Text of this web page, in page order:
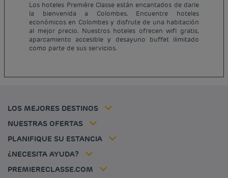
Los hoteles Première Classe están encantados de darle
la bienvenida a Colombes. Encuentre hoteles
económicos en Colombes y disfrute de una habitación
al mejor precio. Nuestros hoteles ofrecen wifi gratis,
aparcamiento accesible y desayuno buffet ilimitado
como parte de sus servicios.
LOS MEJORES DESTINOS
Hoteles baratos París
Hoteles baratos Francia
Hoteles baratos Marsella
Hoteles baratos Burdeos
Hoteles baratos Toulouse
NUESTRAS OFERTAS
Tarifa del miembro
PLANIFIQUE SU ESTANCIA
Mi reserva
Politique animaux de compagnie
¿NECESITA AYUDA?
PREMIERECLASSE.COM
Avisos legales
Términos y Condiciones Generales
Tax policy
Empleo
Jin Jiang International